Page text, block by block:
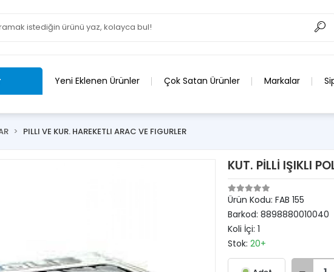
Yeni Eklenen Ürünler Çok Satan Ürünler Markalar
PILLI VE KUR. HAREKETLI ARAC VE FIGURLER
KUT. PİLLİ IŞIKLI
Ürün Kodu: FAB 155
Barkod: 8898880010040
Koli İçi: 1
Stok: 20+